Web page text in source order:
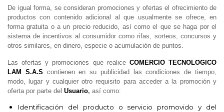
De igual forma, se consideran promociones y ofertas el ofrecimiento de
productos con contenido adicional al que usualmente se ofrece, en
forma gratuita o a un precio reducido, así como el que se haga por el
sistema de incentivos al consumidor como rifas, sorteos, concursos y
otros similares, en dinero, especie o acumulación de puntos.
Las ofertas y promociones que realice COMERCIO TECNOLOGICO
LAM S.A.S contienen en su publicidad las condiciones de tiempo,
modo, lugar y cualquier otro requisito para acceder a la promoción y
oferta por parte del Usuario, así como:
Identificación del producto o servicio promovido y del